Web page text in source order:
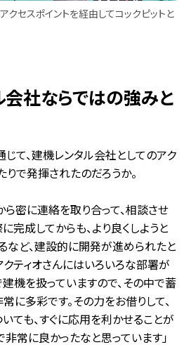
クセスポイントを経由してコックピットと
社ならではの強みと
て、建機レンタル会社としてのアク
で発揮されたのだろうか。
ら密に連絡を取り合って、相談させ
完成してからも、より良くしようと
など、建設的に開発が進められたと
クティオさんにはいろいろな部署が
機を扱っていますので、その中で蓄
に多彩です。その力をお借りして、
ても、すぐに応用を利かせることが
非常に良かったなと思っています」